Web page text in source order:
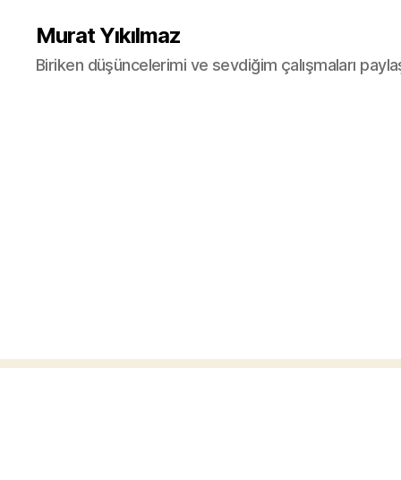
Murat Yıkılmaz
Biriken düşüncelerimi ve sevdiğim çalışmaları